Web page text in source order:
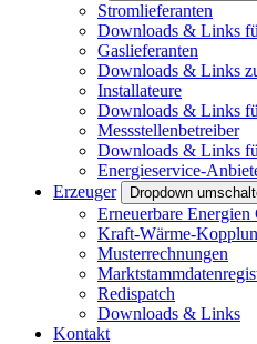
Stromlieferanten
Downloads & Links
Gaslieferanten
Downloads & Links
Installateure
Downloads & Links
Messstellenbetreiber
Downloads & Links
Energieservice-
Erzeuger
Dropdown
Erneuerbare Energien
Kraft-Wärme-
Musterrechnungen
Redispatch
Downloads & Links
Kontakt